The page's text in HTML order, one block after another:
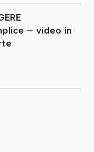
– video in